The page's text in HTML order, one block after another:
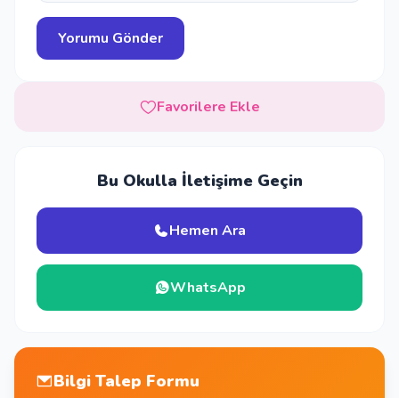
Favorilere Ekle
Bu Okulla İletişime Geçin
Hemen Ara
WhatsApp
Bilgi Talep Formu